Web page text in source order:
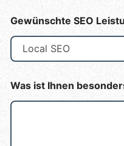
Gewünschte SEO
Was ist Ihnen